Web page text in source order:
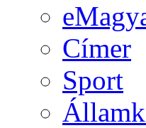
Címer
Sport